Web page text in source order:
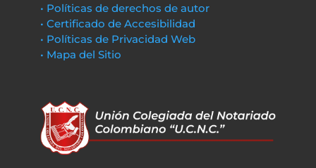
• Políticas de derechos de autor
• Certificado de Accesibilidad
• Políticas de Privacidad Web
• Mapa del Sitio